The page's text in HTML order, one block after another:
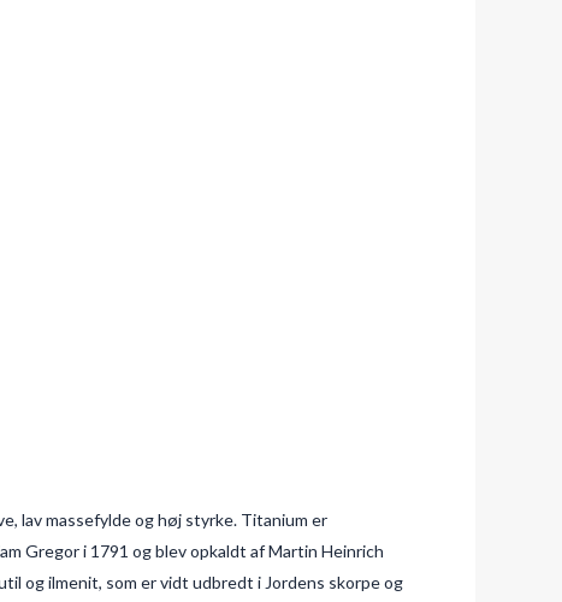
lav massefylde og høj styrke. Titanium er
Gregor i 1791 og blev opkaldt af Martin Heinrich
og ilmenit, som er vidt udbredt i Jordens skorpe og